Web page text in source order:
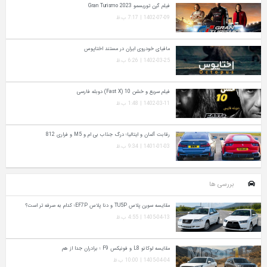
فیلم گرن توریسمو Gran Turismo 2023
1402-07-09 | 7:17 ب.ظ
مافیای خودروی ایران در مستند اختاپوس
1402-03-25 | 6:26 ب.ظ
فیلم سریع و خشن 10 (Fast X) دوبله فارسی
1402-03-11 | 1:48 ب.ظ
رقابت آلمان و ایتالیا؛ درگ جذاب بی ام و M5 و فراری 812
1401-01-03 | 9:34 ب.ظ
بررسی ها
مقایسه سورن پلاس TU5P و دنا پلاس EF7P؛ کدام به‌ صرفه‌ تر است؟
1405-04-13 | 4:55 ب.ظ
مقایسه لوکانو L8 و فونیکس F9 ؛ برادران جدا از هم
1405-04-04 | 10:00 ب.ظ